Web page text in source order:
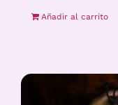
Añadir al carrito